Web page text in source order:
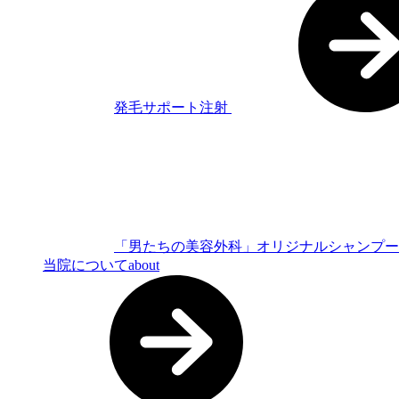
発毛サポート注射
「男たちの美容外科」オリジナルシャンプ
当院についてabout